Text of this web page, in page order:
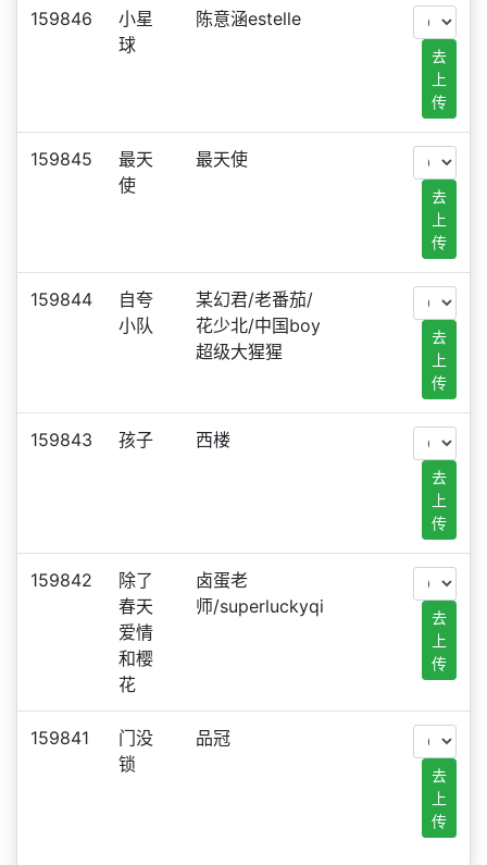
159846
小星
球
陈意涵estelle
去
上
传
159845
最天
使
最天使
去
上
传
159844
自夸
小队
某幻君/老番茄/
花少北/中国boy
超级大猩猩
去
上
传
159843 孩子 西楼
去
上
传
159842
除了
春天
爱情
和樱
花
卤蛋老
师/superluckyqi
去
上
传
159841
门没
锁
品冠
去
上
传